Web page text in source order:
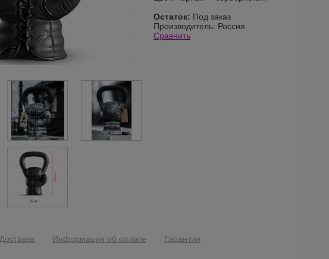
Остаток: Под заказ
Производитель: Россия
Сравнить
Доставка Информация об оплате Гарантии